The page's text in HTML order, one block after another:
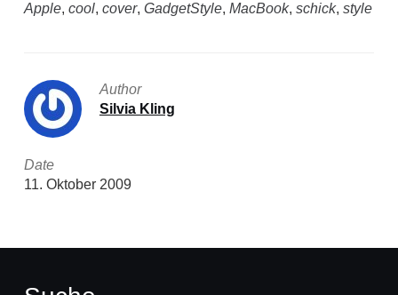
Apple, cool, cover, GadgetStyle, MacBook, schick, style
Author
Silvia Kling
Date
11. Oktober 2009